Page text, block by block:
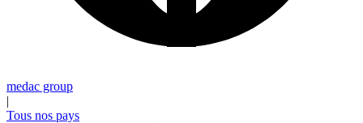
medac group
|
Tous nos pays